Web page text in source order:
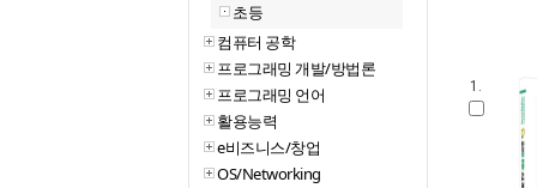
초등
컴퓨터 공학
프로그래밍 개발/방법론
프로그래밍 언어
활용능력
e비즈니스/창업
OS/Networking
1.